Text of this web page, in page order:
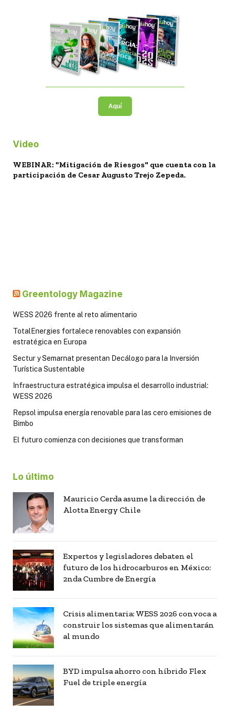
Aquí
Video
WEBINAR: "Mitigación de Riesgos" que cuenta con la
participación de Cesar Augusto Trejo Zepeda.
Greentology Magazine
WESS 2026 frente al reto alimentario
TotalEnergies fortalece renovables con expansión
estratégica en Europa
Sectur y Semarnat presentan Decálogo para la Inversión
Turística Sustentable
Infraestructura estratégica impulsa el desarrollo industrial:
WESS 2026
Repsol impulsa energía renovable para las cero emisiones de
Bimbo
El futuro comienza con decisiones que transforman
Lo último
Mauricio Cerda asume la dirección de
Alotta Energy Chile
Expertos y legisladores debaten el
futuro de los hidrocarburos en México:
2nda Cumbre de Energía
Crisis alimentaria: WESS 2026 convoca a
construir los sistemas que alimentarán
al mundo
BYD impulsa ahorro con híbrido Flex
Fuel de triple energía